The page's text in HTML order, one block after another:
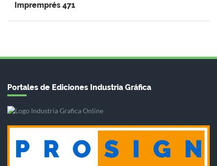
Impremprés 471
Portales de Ediciones Industria Gráfica